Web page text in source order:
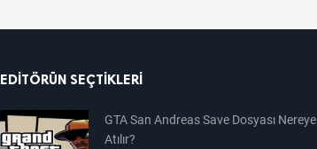
EDITÖRÜN SEÇTIKLERI
GTA San Andreas Save Dosyası Nereye
Atılır?